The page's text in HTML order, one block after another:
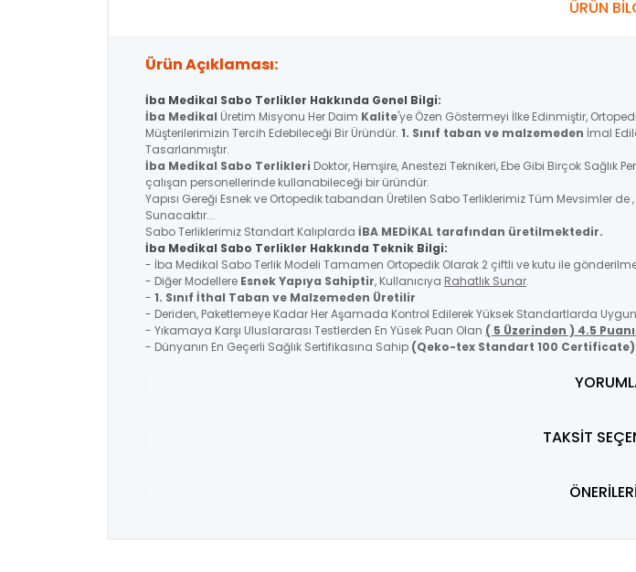
ÜRÜN
Ürün Açıklaması:
İba Medikal Sabo Terlikler Hakkında Genel Bilgi:
İba Medikal Üretim Misyonu Her Daim Kalite'ye Özen Göstermeyi İlke Edinmiştir,
Müşterilerimizin Tercih Edebileceği Bir Üründür. 1. Sınıf taban ve malzemeden İmal
Tasarlanmıştır.
İba Medikal Sabo Terlikleri Doktor, Hemşire, Anestezi Teknikeri, Ebe Gibi Birçok
çalışan personellerinde kullanabileceği bir üründür.
Yapısı Gereği Esnek ve Ortopedik tabandan Üretilen Sabo Terliklerimiz Tüm Mevsimler
Sunacaktır...
Sabo Terliklerimiz Standart Kalıplarda İBA MEDİKAL tarafından üretilmektedir.
İba Medikal Sabo Terlikler Hakkında Teknik Bilgi:
- İba Medikal Sabo Terlik Modeli Tamamen Ortopedik Olarak 2 çiftli ve kutu ile
- Diğer Modellere Esnek Yapıya Sahiptir, Kullanıcıya Rahatlık Sunar.
- 1. Sınıf İthal Taban ve Malzemeden Üretilir
- Deriden, Paketlemeye Kadar Her Aşamada Kontrol Edilerek Yüksek Standartlarda
- Yıkamaya Karşı Uluslararası Testlerden En Yüsek Puan Olan ( 5 Üzerinden ) 4.5
- Dünyanın En Geçerli Sağlık Sertifikasına Sahip (Qeko-tex Standart 100 Certificate)
TAKSİT